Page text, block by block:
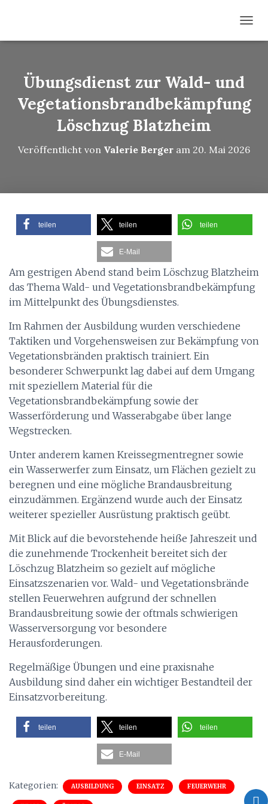
A
T
I
M
E
Übungsdienst zur Wald- und
Vegetationsbrandbekämpfung
Löschzug Blatzheim
Veröffentlicht von Valerie Berger am 20. Mai 2026
teilen teilen teilen
E-Mail
Am gestrigen Abend stand beim Löschzug Blatzheim
das Thema Wald- und Vegetationsbrandbekämpfung
im Mittelpunkt des Übungsdienstes.
Im Rahmen der Ausbildung wurden verschiedene
Taktiken und Vorgehensweisen zur Bekämpfung von
Vegetationsbränden praktisch trainiert. Ein
besonderer Schwerpunkt lag dabei auf dem Umgang
mit speziellem Material für die
Vegetationsbrandbekämpfung sowie der
Wasserförderung und Wasserabgabe über lange
Wegstrecken.
Unter anderem kamen Kreissegmentregner sowie
ein Wasserwerfer zum Einsatz, um Flächen gezielt zu
beregnen und eine mögliche Brandausbreitung
einzudämmen. Ergänzend wurde auch der Einsatz
weiterer spezieller Ausrüstung praktisch geübt.
Mit Blick auf die bevorstehende heiße Jahreszeit und
die zunehmende Trockenheit bereitet sich der
Löschzug Blatzheim so gezielt auf mögliche
Einsatzszenarien vor. Wald- und Vegetationsbrände
stellen Feuerwehren aufgrund der schnellen
Brandausbreitung sowie der oftmals schwierigen
Wasserversorgung vor besondere
Herausforderungen.
Regelmäßige Übungen und eine praxisnahe
Ausbildung sind daher ein wichtiger Bestandteil der
Einsatzvorbereitung.
teilen teilen teilen
E-Mail
Kategorien: AUSBILDUNG EINSATZ FEUERWEHR